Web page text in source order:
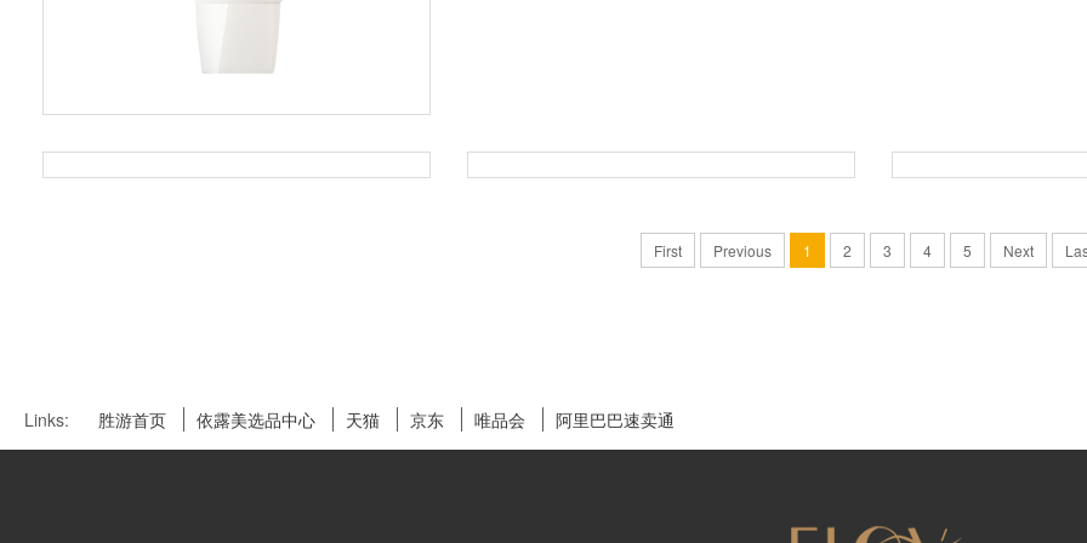
First Previous 1 2 3 4 5 Next
Links: 胜游首页 依露美选品中心 天猫 京东 唯品会 阿里巴巴速卖通